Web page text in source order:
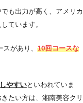
より徒歩1
10：00
徒歩30秒
10：00
も出力が高く、アメリカ
ています。
があり、 10回コースな
やすいといわれていま
たい方は、湘南美容クリ